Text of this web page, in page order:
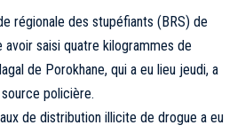
régionale des stupéfiants (BRS) de
saisi quatre kilogrammes de
de Porokhane, qui a eu lieu jeudi, a
source policière.
de distribution illicite de drogue a eu